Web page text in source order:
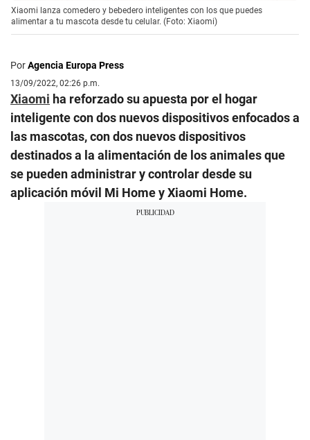
Xiaomi lanza comedero y bebedero inteligentes con los que puedes
alimentar a tu mascota desde tu celular. (Foto: Xiaomi)
PorAgencia Europa Press
13/09/2022, 02:26 p.m.
Xiaomi ha reforzado su apuesta por el hogar
inteligente con dos nuevos dispositivos enfocados a
las mascotas, con dos nuevos dispositivos
destinados a la alimentación de los animales que
se pueden administrar y controlar desde su
aplicación móvil Mi Home y Xiaomi Home.